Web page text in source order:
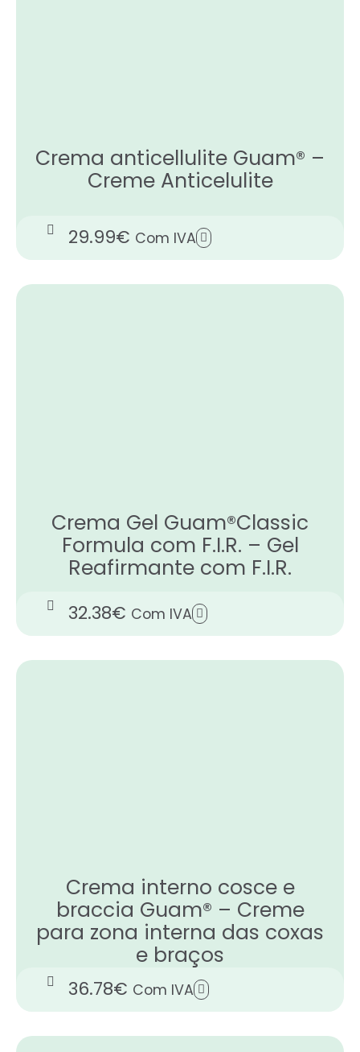
Crema anticellulite Guam® –
Creme Anticelulite
29.99€ Com IVA
Crema Gel Guam®Classic
Formula com F.I.R. – Gel
Reafirmante com F.I.R.
32.38€ Com IVA
Crema interno cosce e
braccia Guam® – Creme
para zona interna das coxas
e braços
36.78€ Com IVA